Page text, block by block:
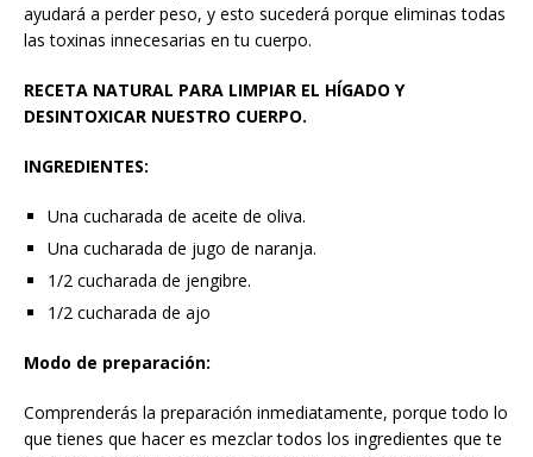
ayudará a perder peso, y esto sucederá porque eliminas todas
las toxinas innecesarias en tu cuerpo.
RECETA NATURAL PARA LIMPIAR EL HÍGADO Y
DESINTOXICAR NUESTRO CUERPO.
INGREDIENTES:
Una cucharada de aceite de oliva.
Una cucharada de jugo de naranja.
1/2 cucharada de jengibre.
1/2 cucharada de ajo
Modo de preparación:
Comprenderás la preparación inmediatamente, porque todo lo
que tienes que hacer es mezclar todos los ingredientes que te